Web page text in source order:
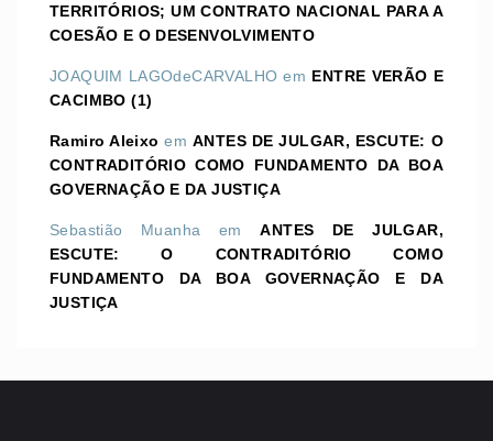
TERRITÓRIOS; UM CONTRATO NACIONAL PARA A
COESÃO E O DESENVOLVIMENTO
JOAQUIM LAGOdeCARVALHO em ENTRE VERÃO E
CACIMBO (1)
Ramiro Aleixo emANTES DE JULGAR, ESCUTE: O
CONTRADITÓRIO COMO FUNDAMENTO DA BOA
GOVERNAÇÃO E DA JUSTIÇA
Sebastião Muanha emANTES DE JULGAR,
ESCUTE: O CONTRADITÓRIO COMO
FUNDAMENTO DA BOA GOVERNAÇÃO E DA
JUSTIÇA